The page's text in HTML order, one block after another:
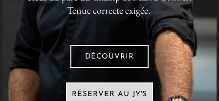
Tenue correcte exigée.
DÉCOUVRIR
RÉSERVER AU JY'S